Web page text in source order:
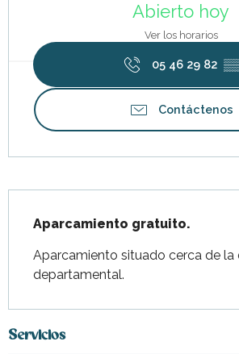
Abierto hoy
Ver los horarios
05 46 29 82 ▒▒
Contáctenos
Aparcamiento gratuito.
Aparcamiento situado cerca de la
departamental.
Servicios